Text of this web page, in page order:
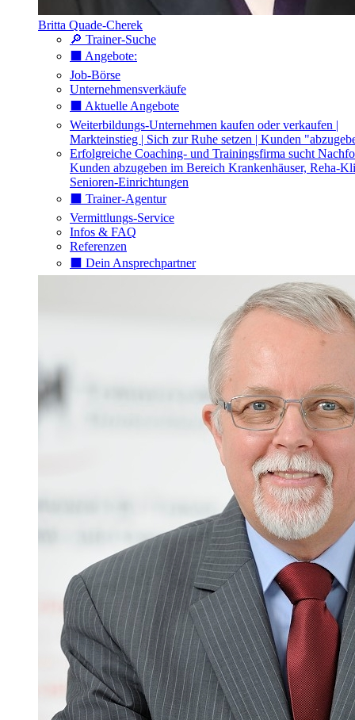
Britta Quade-Cherek
🔎 Trainer-Suche
⬛️ Angebote:
Job-Börse
Unternehmensverkäufe
⬛️ Aktuelle Angebote
Weiterbildungs-Unternehmen kaufen oder verkaufen |
Markteinstieg | Sich zur Ruhe setzen | Kunden
Erfolgreiche Coaching- und Trainingsfirma sucht
Kunden abzugeben im Bereich Krankenhäuser, Reha-
Senioren-Einrichtungen
⬛️ Trainer-Agentur
Vermittlungs-Service
Infos & FAQ
Referenzen
⬛️ Dein Ansprechpartner